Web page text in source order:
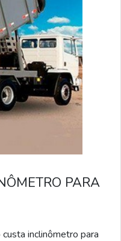
PARA
inclinômetro para